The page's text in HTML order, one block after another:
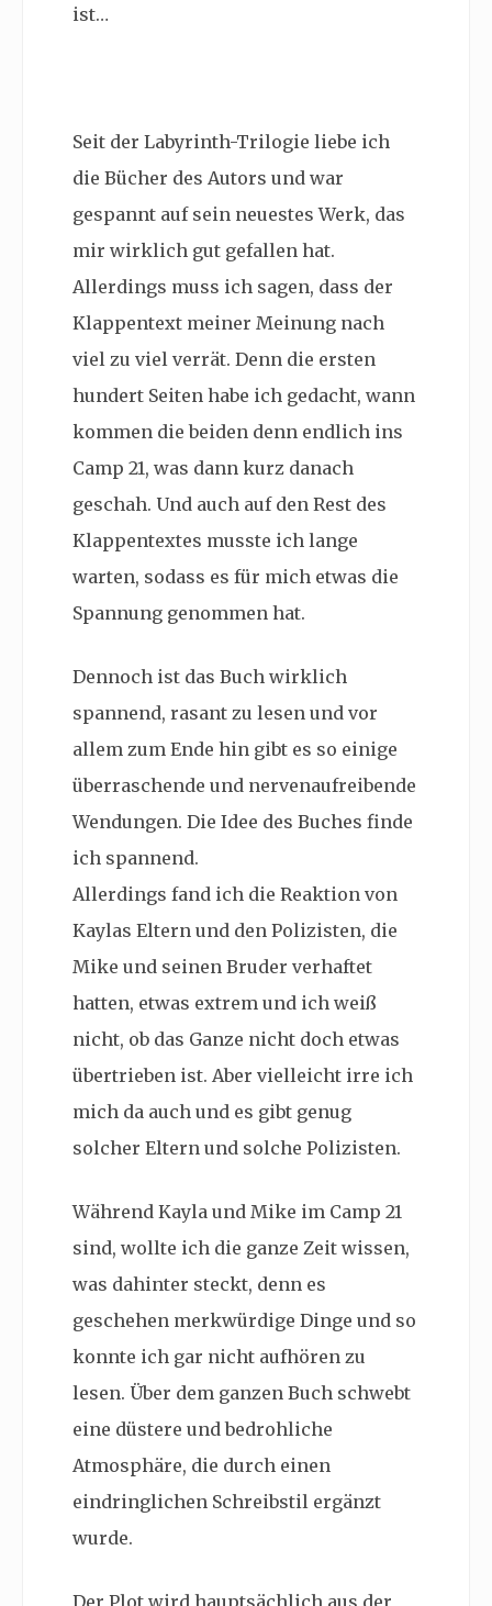
ist…
Seit der Labyrinth-Trilogie liebe ich
die Bücher des Autors und war
gespannt auf sein neuestes Werk, das
mir wirklich gut gefallen hat.
Allerdings muss ich sagen, dass der
Klappentext meiner Meinung nach
viel zu viel verrät. Denn die ersten
hundert Seiten habe ich gedacht, wann
kommen die beiden denn endlich ins
Camp 21, was dann kurz danach
geschah. Und auch auf den Rest des
Klappentextes musste ich lange
warten, sodass es für mich etwas die
Spannung genommen hat.
Dennoch ist das Buch wirklich
spannend, rasant zu lesen und vor
allem zum Ende hin gibt es so einige
überraschende und nervenaufreibende
Wendungen. Die Idee des Buches finde
ich spannend.
Allerdings fand ich die Reaktion von
Kaylas Eltern und den Polizisten, die
Mike und seinen Bruder verhaftet
hatten, etwas extrem und ich weiß
nicht, ob das Ganze nicht doch etwas
übertrieben ist. Aber vielleicht irre ich
mich da auch und es gibt genug
solcher Eltern und solche Polizisten.
Während Kayla und Mike im Camp 21
sind, wollte ich die ganze Zeit wissen,
was dahinter steckt, denn es
geschehen merkwürdige Dinge und so
konnte ich gar nicht aufhören zu
lesen. Über dem ganzen Buch schwebt
eine düstere und bedrohliche
Atmosphäre, die durch einen
eindringlichen Schreibstil ergänzt
wurde.
Der Plot wird hauptsächlich aus der